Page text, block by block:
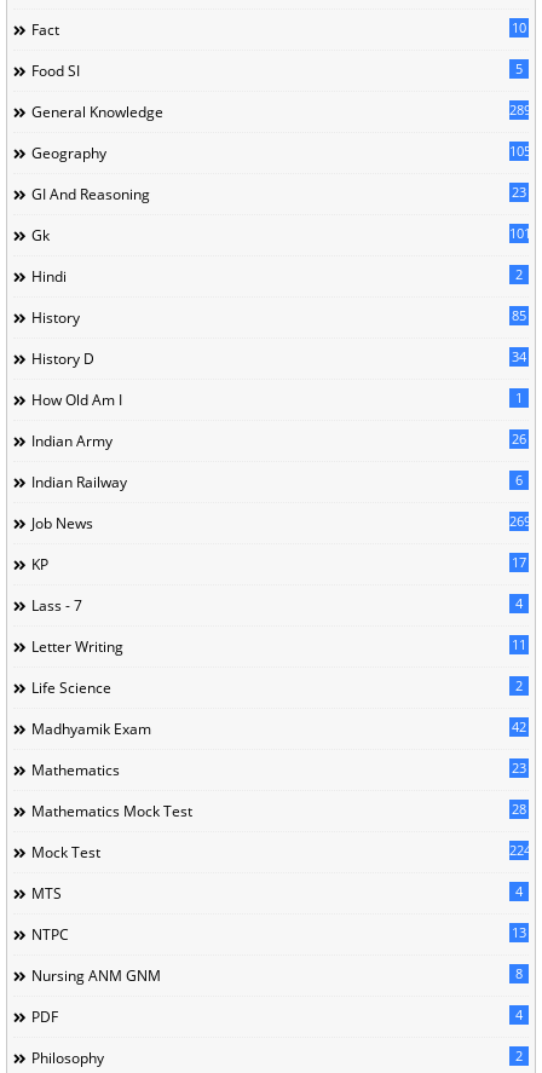
Fact 10
Food SI 5
General Knowledge 289
Geography 105
GI And Reasoning 23
Gk 101
Hindi 2
History 85
History D 34
How Old Am I 1
Indian Army 26
Indian Railway 6
Job News 269
KP 17
Lass - 7 4
Letter Writing 11
Life Science 2
Madhyamik Exam 42
Mathematics 23
Mathematics Mock Test 28
Mock Test 224
MTS 4
NTPC 13
Nursing ANM GNM 8
PDF 4
Philosophy 2